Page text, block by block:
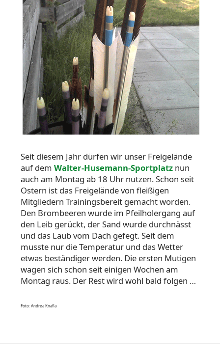
Seit diesem Jahr dürfen wir unser Freigelände
auf dem Walter-Husemann-Sportplatz nun
auch am Montag ab 18 Uhr nutzen. Schon seit
Ostern ist das Freigelände von fleißigen
Mitgliedern Trainingsbereit gemacht worden.
Den Brombeeren wurde im Pfeilholergang auf
den Leib gerückt, der Sand wurde durchnässt
und das Laub vom Dach gefegt. Seit dem
musste nur die Temperatur und das Wetter
etwas beständiger werden. Die ersten Mutigen
wagen sich schon seit einigen Wochen am
Montag raus. Der Rest wird wohl bald folgen …
Foto: Andrea Knafla